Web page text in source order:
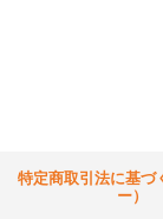
特定商取引法に基づ
ー）